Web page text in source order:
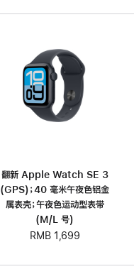
翻新 Apple Watch SE 3
(GPS)；40 毫米午夜色铝金
属表壳；午夜色运动型表带
(M/L 号)
RMB 1,699